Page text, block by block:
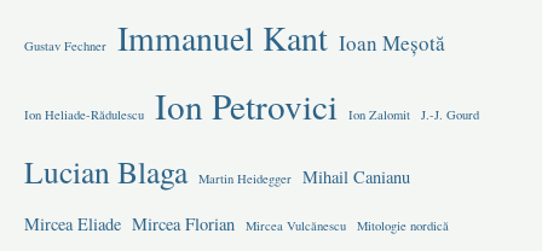
Gustav Fechner Immanuel Kant Ioan Meșotă
Ion Heliade-Rădulescu Ion Petrovici Ion Zalomit J.-J. Gourd
Lucian Blaga Martin Heidegger Mihail Canianu
Mircea Eliade Mircea Florian Mircea Vulcănescu Mitologie nordică